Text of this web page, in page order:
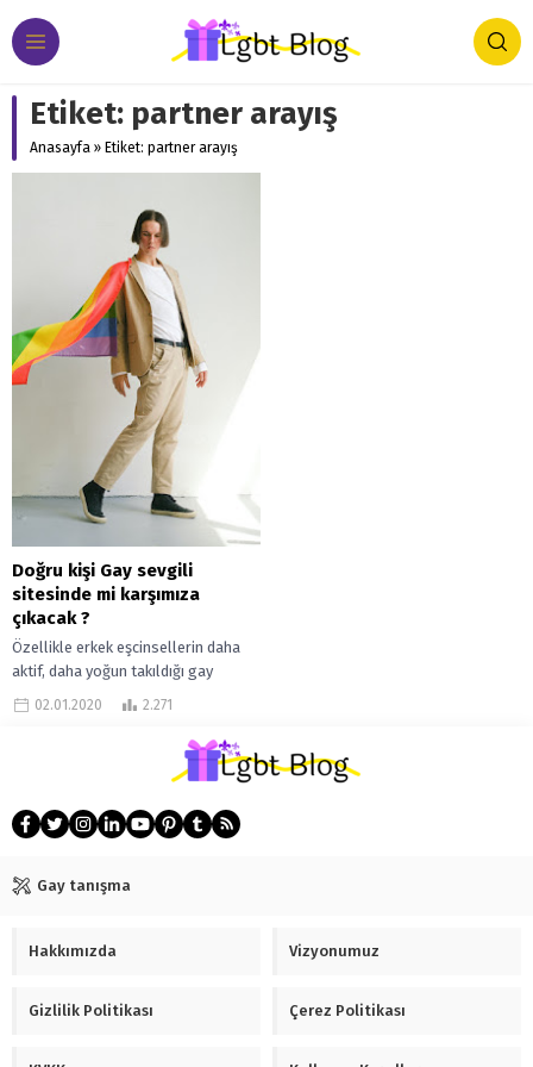
Etiket: partner arayış
Anasayfa » Etiket: partner arayış
Doğru kişi Gay sevgili
sitesinde mi karşımıza
çıkacak ?
Özellikle erkek eşcinsellerin daha
aktif, daha yoğun takıldığı gay
arkadaşlık uygulamalarında erkek
içinde. Bunu sorgulamıyorum...
02.01.2020 2.271
Gay tanışma
Hakkımızda Vizyonumuz
Gizlilik Politikası Çerez Politikası